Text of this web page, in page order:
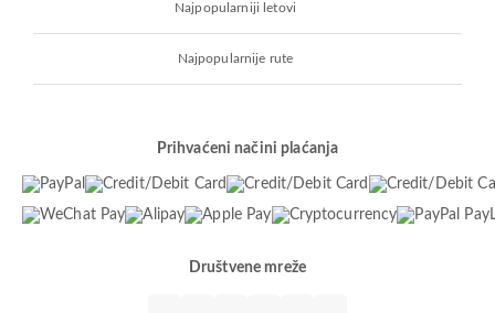
Najpopularniji letovi
Najpopularnije rute
Prihvaćeni načini plaćanja
Društvene mreže